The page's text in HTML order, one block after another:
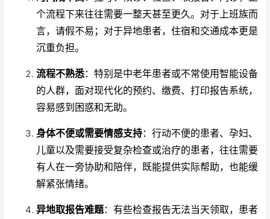
个流程下来往往需要一整天甚至更久。对于上班族而
言，请假不易；对于异地患者，住宿和交通成本更是
沉重负担。
流程不熟悉：特别是中老年患者或不常使用智能设备
的人群，面对现代化的预约、缴费、打印报告系统，
容易感到困惑和无助。
身体不便或需要情感支持：行动不便的患者、孕妇、
儿童以及需要接受复杂检查或治疗的患者，往往需要
有人在一旁协助和陪伴，既能提供实际帮助，也能缓
解紧张情绪。
异地取报告难题：有些检查报告无法当天领取，患者